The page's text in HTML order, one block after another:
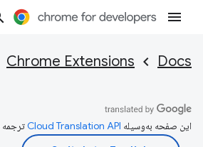
Docs
Chrome Extensions
این صفحه به‌وسیله